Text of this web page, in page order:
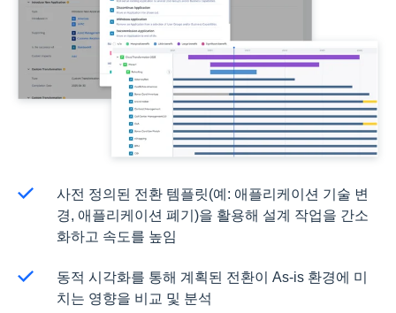
사전 정의된 전환 템플릿(예: 애플리케이션 기술 변
경, 애플리케이션 폐기)을 활용해 설계 작업을 간소
화하고 속도를 높임
동적 시각화를 통해 계획된 전환이 As-is 환경에 미
치는 영향을 비교 및 분석